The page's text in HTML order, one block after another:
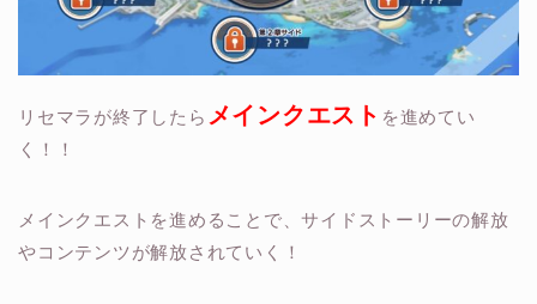
リセマラが終了したら メインクエスト を進めてい
く！！
メインクエストを進めることで、サイドストーリーの解放
やコンテンツが解放されていく！